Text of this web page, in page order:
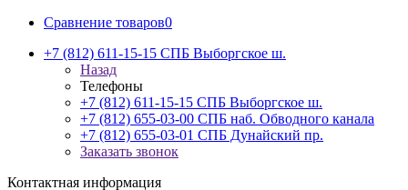
Сравнение товаров0
+7 (812) 611-15-15 СПБ Выборгское ш.
Назад
Телефоны
+7 (812) 611-15-15 СПБ Выборгское ш.
+7 (812) 655-03-00 СПБ наб. Обводного канала
+7 (812) 655-03-01 СПБ Дунайский пр.
Заказать звонок
Контактная информация